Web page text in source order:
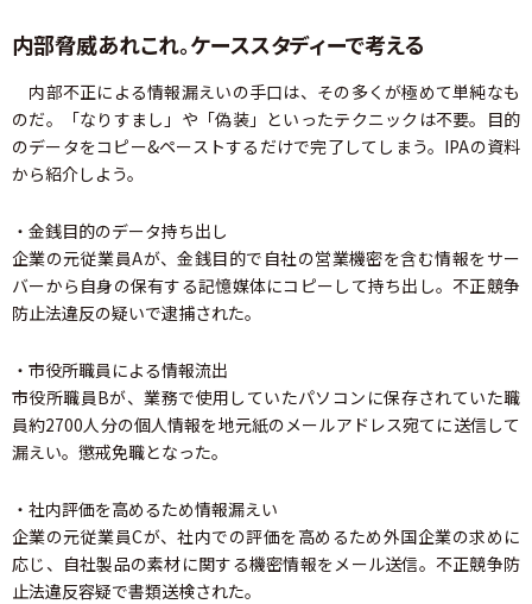
内部脅威あれこれ。ケーススタディーで考える
内部不正による情報漏えいの手口は、その多くが極めて単純なも
のだ。「なりすまし」や「偽装」といったテクニックは不要。目的
のデータをコピー&ペーストするだけで完了してしまう。IPAの資料
から紹介しよう。
・金銭目的のデータ持ち出し
企業の元従業員Aが、金銭目的で自社の営業機密を含む情報をサー
バーから自身の保有する記憶媒体にコピーして持ち出し。不正競争
防止法違反の疑いで逮捕された。
・市役所職員による情報流出
市役所職員Bが、業務で使用していたパソコンに保存されていた職
員約2700人分の個人情報を地元紙のメールアドレス宛てに送信して
漏えい。懲戒免職となった。
・社内評価を高めるため情報漏えい
企業の元従業員Cが、社内での評価を高めるため外国企業の求めに
応じ、自社製品の素材に関する機密情報をメール送信。不正競争防
止法違反容疑で書類送検された。